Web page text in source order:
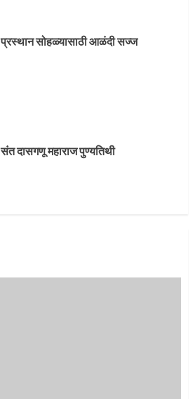
संत दासगणू महाराज पुण्यतिथी
जवानाला मिळाला महापूजेचा मान